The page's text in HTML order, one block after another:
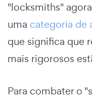
"locksmiths"
uma categoria de
que significa que
mais rigorosos
Para combater o